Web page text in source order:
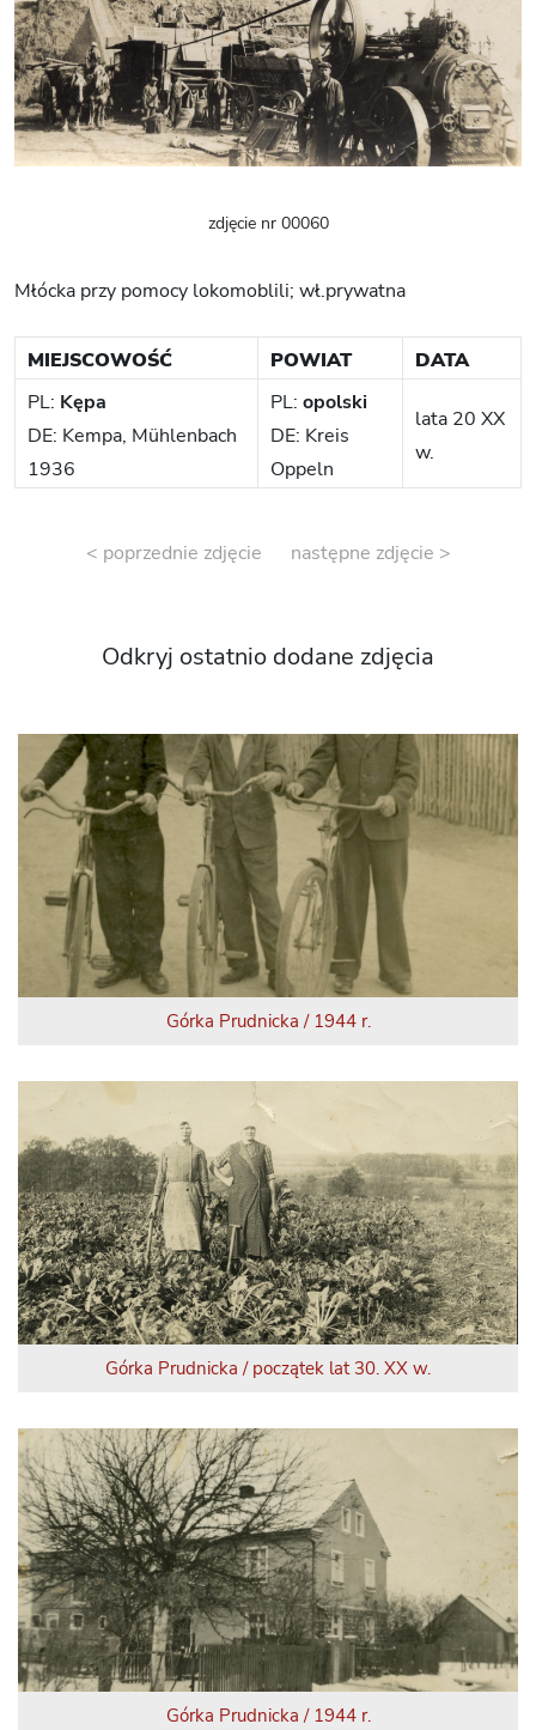
zdjęcie nr 00060
Młócka przy pomocy lokomoblili; wł.prywatna
MIEJSCOWOŚĆ POWIAT
DATA
PL: Kępa
DE: Kempa, Mühlenbach
1936
PL: opolski
DE: Kreis
Oppeln
lata 20 XX
w.
< poprzednie zdjęcie następne zdjęcie >
Odkryj ostatnio dodane zdjęcia
Górka Prudnicka / 1944 r.
Górka Prudnicka / początek lat 30. XX w.
Górka Prudnicka / 1944 r.